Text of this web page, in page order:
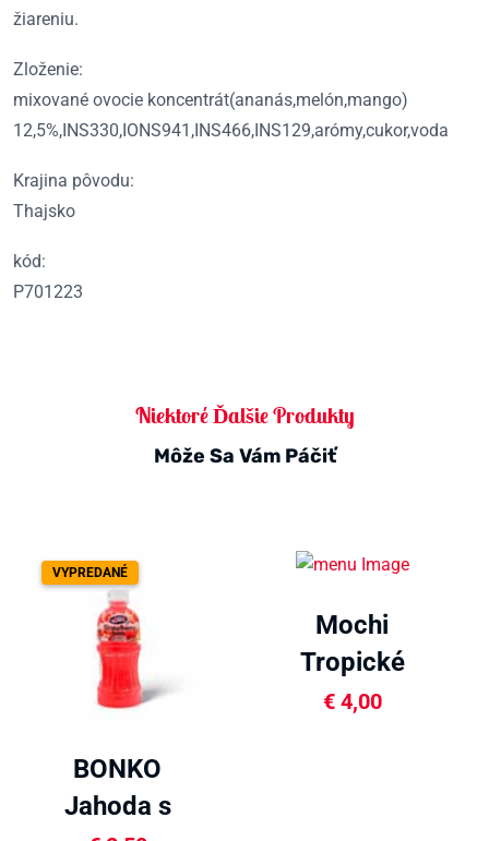
žiareniu.
Zloženie:
mixované ovocie koncentrát(ananás,melón,mango)
12,5%,INS330,IONS941,INS466,INS129,arómy,cukor,voda
Krajina pôvodu:
Thajsko
kód:
P701223
Niektoré Ďalšie Produkty
Môže Sa Vám Páčiť
VYPREDANÉ
BONKO
Jahoda s
Mochi
Tropické
ovocie 120g
€4,00